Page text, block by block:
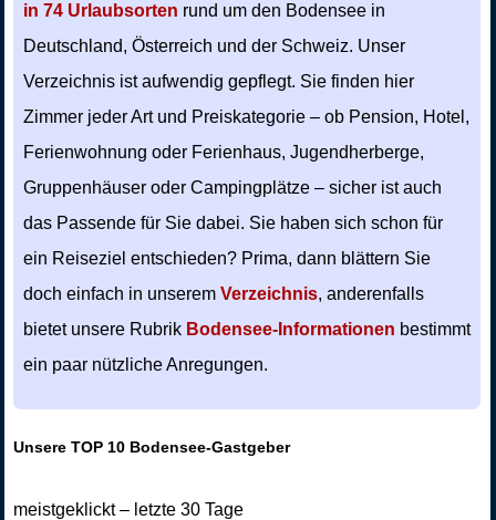
in 74 Urlaubsorten rund um den Bodensee in
Deutschland, Österreich und der Schweiz. Unser
Verzeichnis ist aufwendig gepflegt. Sie finden hier
Zimmer jeder Art und Preiskategorie – ob Pension, Hotel,
Ferienwohnung oder Ferienhaus, Jugendherberge,
Gruppenhäuser oder Campingplätze – sicher ist auch
das Passende für Sie dabei. Sie haben sich schon für
ein Reiseziel entschieden? Prima, dann blättern Sie
doch einfach in unserem Verzeichnis, anderenfalls
bietet unsere Rubrik Bodensee-Informationen bestimmt
ein paar nützliche Anregungen.
Unsere TOP 10 Bodensee-Gastgeber
meistgeklickt – letzte 30 Tage